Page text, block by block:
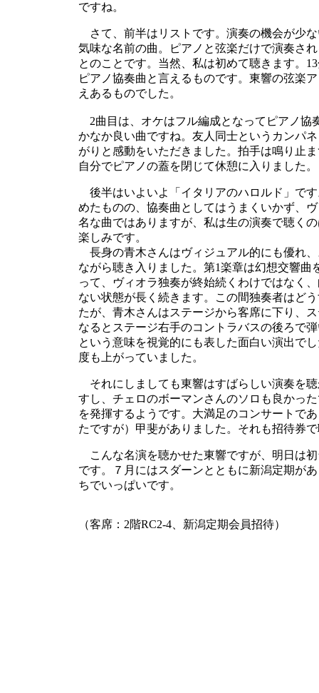
ですね。
さて、前半はリストです。演奏の機会が少
気味な名前の曲。ピアノと弦楽だけで演奏さ
とのことです。当然、私は初めて聴きます。
ピアノ協奏曲と言えるものです。東響の弦楽
えあるものでした。
2曲目は、オケはフル編成となってピアノ協
かなか良い曲ですね。友人同士というカンパ
がりと感動をいただきました。拍手は鳴り止
自分でピアノの蓋を閉じて休憩に入りました。
後半はいよいよ「イタリアのハロルド」で
めたものの、協奏曲としてはうまくいかず、
名な曲ではありますが、私は生の演奏で聴く
楽しみです。
長身の青木さんはヴィジュアル的にも優れ
ながら聴き入りました。第1楽章は幻想交響
って、ヴィオラ独奏が終始続くわけではなく
ない状態が長く続きます。この間独奏者はど
たが、青木さんはステージから客席に下り、
なるとステージ右手のコントラバスの後ろで
という意味を視覚的にも表した面白い演出で
度も上がっていました。
それにしましても東響はすばらしい演奏を
すし、チェロのボーマンさんのソロも良かっ
を発揮するようです。大満足のコンサートで
たですが）甲斐がありました。それも招待券
こんな名演を聴かせた東響ですが、明日は
です。７月にはスダーンとともに新潟定期が
ちでいっぱいです。
（客席：2階RC2-4、新潟定期会員招待）